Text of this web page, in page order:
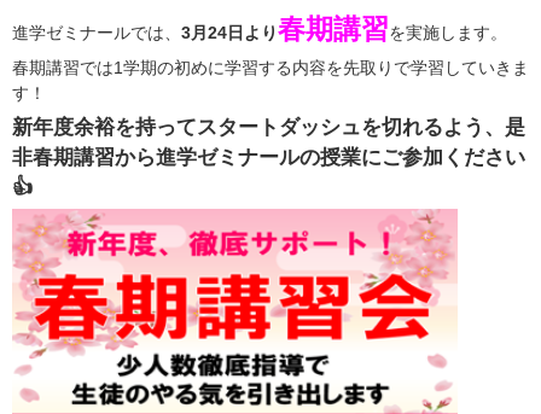
進学ゼミナールでは、 3月24日より春期講習を実施します。
春期講習では1学期の初めに学習する内容を先取りで学習していきま
す！
新年度余裕を持ってスタートダッシュを切れるよう、是
非春期講習から進学ゼミナールの授業にご参加ください
👍